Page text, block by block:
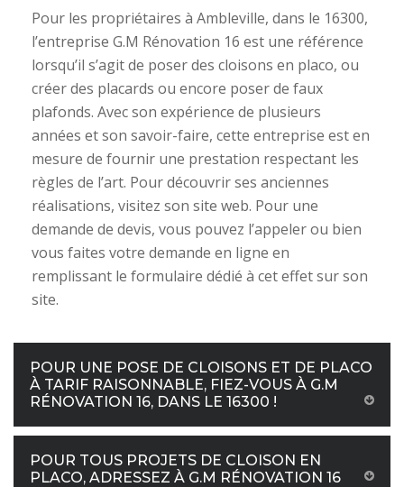
Pour les propriétaires à Ambleville, dans le 16300,
l’entreprise G.M Rénovation 16 est une référence
lorsqu’il s’agit de poser des cloisons en placo, ou
créer des placards ou encore poser de faux
plafonds. Avec son expérience de plusieurs
années et son savoir-faire, cette entreprise est en
mesure de fournir une prestation respectant les
règles de l’art. Pour découvrir ses anciennes
réalisations, visitez son site web. Pour une
demande de devis, vous pouvez l’appeler ou bien
vous faites votre demande en ligne en
remplissant le formulaire dédié à cet effet sur son
site.
POUR UNE POSE DE CLOISONS ET DE PLACO
À TARIF RAISONNABLE, FIEZ-VOUS À G.M
RÉNOVATION 16, DANS LE 16300 !
POUR TOUS PROJETS DE CLOISON EN
PLACO, ADRESSEZ À G.M RÉNOVATION 16